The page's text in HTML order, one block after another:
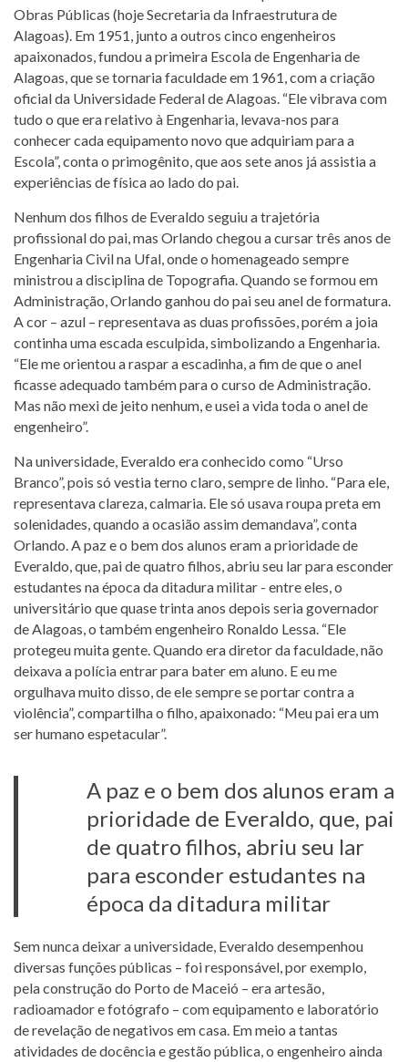
Obras Públicas (hoje Secretaria da Infraestrutura de
Alagoas). Em 1951, junto a outros cinco engenheiros
apaixonados, fundou a primeira Escola de Engenharia de
Alagoas, que se tornaria faculdade em 1961, com a criação
oficial da Universidade Federal de Alagoas. “Ele vibrava com
tudo o que era relativo à Engenharia, levava-nos para
conhecer cada equipamento novo que adquiriam para a
Escola”, conta o primogênito, que aos sete anos já assistia a
experiências de física ao lado do pai.
Nenhum dos filhos de Everaldo seguiu a trajetória
profissional do pai, mas Orlando chegou a cursar três anos de
Engenharia Civil na Ufal, onde o homenageado sempre
ministrou a disciplina de Topografia. Quando se formou em
Administração, Orlando ganhou do pai seu anel de formatura.
A cor – azul – representava as duas profissões, porém a joia
continha uma escada esculpida, simbolizando a Engenharia.
“Ele me orientou a raspar a escadinha, a fim de que o anel
ficasse adequado também para o curso de Administração.
Mas não mexi de jeito nenhum, e usei a vida toda o anel de
engenheiro”.
Na universidade, Everaldo era conhecido como “Urso
Branco”, pois só vestia terno claro, sempre de linho. “Para ele,
representava clareza, calmaria. Ele só usava roupa preta em
solenidades, quando a ocasião assim demandava”, conta
Orlando. A paz e o bem dos alunos eram a prioridade de
Everaldo, que, pai de quatro filhos, abriu seu lar para esconder
estudantes na época da ditadura militar - entre eles, o
universitário que quase trinta anos depois seria governador
de Alagoas, o também engenheiro Ronaldo Lessa. “Ele
protegeu muita gente. Quando era diretor da faculdade, não
deixava a polícia entrar para bater em aluno. E eu me
orgulhava muito disso, de ele sempre se portar contra a
violência”, compartilha o filho, apaixonado: “Meu pai era um
ser humano espetacular”.
A paz e o bem dos alunos eram a
prioridade de Everaldo, que, pai
de quatro filhos, abriu seu lar
para esconder estudantes na
época da ditadura militar
Sem nunca deixar a universidade, Everaldo desempenhou
diversas funções públicas – foi responsável, por exemplo,
pela construção do Porto de Maceió – era artesão,
radioamador e fotógrafo – com equipamento e laboratório
de revelação de negativos em casa. Em meio a tantas
atividades de docência e gestão pública, o engenheiro ainda